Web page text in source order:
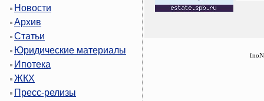
Новости
Архив
Статьи
Юридические материалы
Ипотека
ЖКХ
Пресс-релизы